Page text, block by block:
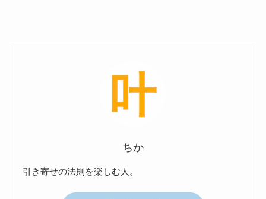
ちか
引き寄せの法則を楽しむ人。